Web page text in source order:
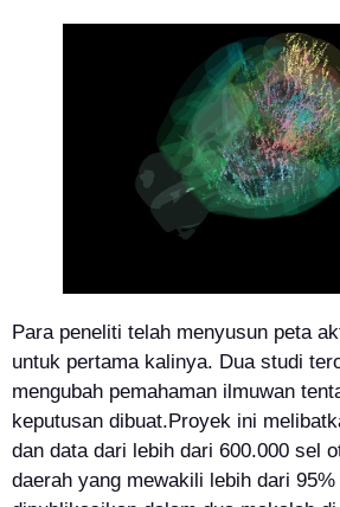
Para peneliti telah menyusun peta
untuk pertama kalinya. Dua studi
mengubah pemahaman ilmuwan
keputusan dibuat.Proyek ini
dan data dari lebih dari 600.000 sel
daerah yang mewakili lebih dari